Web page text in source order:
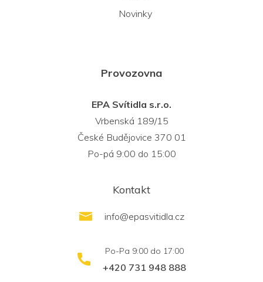
Novinky
Provozovna
EPA Svítidla s.r.o.
Vrbenská 189/15
České Budějovice 370 01
Po-pá 9:00 do 15:00
Kontakt
info@epasvitidla.cz
+420 731 948 888